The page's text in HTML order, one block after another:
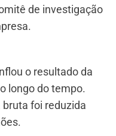
de investigação
o resultado da
longo do tempo.
foi reduzida